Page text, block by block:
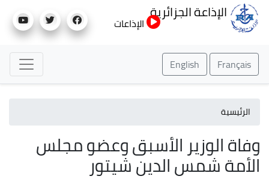
إلى
الإذاعة الجزائرية
الإذاعات
Français
English
الرئيسية
وفاة الوزير الأسبق وعضو مجلس
الأمة شمس الدين شيتور